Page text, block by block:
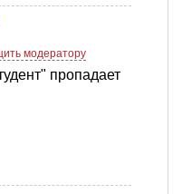
модератору
пропадает